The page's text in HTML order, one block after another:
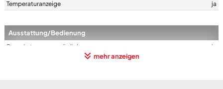
Temperaturanzeige
ja
Ausstattung/Bedienung
Sprachsteuerung möglich
ja
steuerbar über Smartphone/Tabletmehr anzeigen